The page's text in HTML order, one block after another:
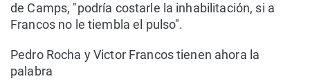
de Camps, "podría costarle la inhabilitación, si a
Francos no le tiembla el pulso".
Pedro Rocha y Victor Francos tienen ahora la
palabra